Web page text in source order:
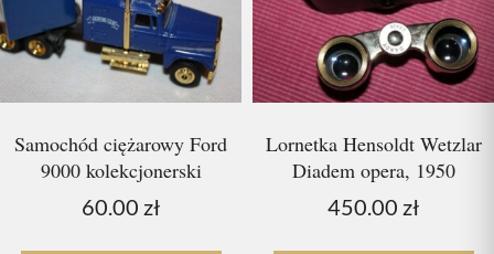
Samochód ciężarowy Ford
9000 kolekcjonerski
60.00 zł
Lornetka Hensoldt Wetzlar
Diadem opera, 1950
450.00 zł